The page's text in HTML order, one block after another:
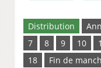
Distribution
7
8 9 10
18
Fin de